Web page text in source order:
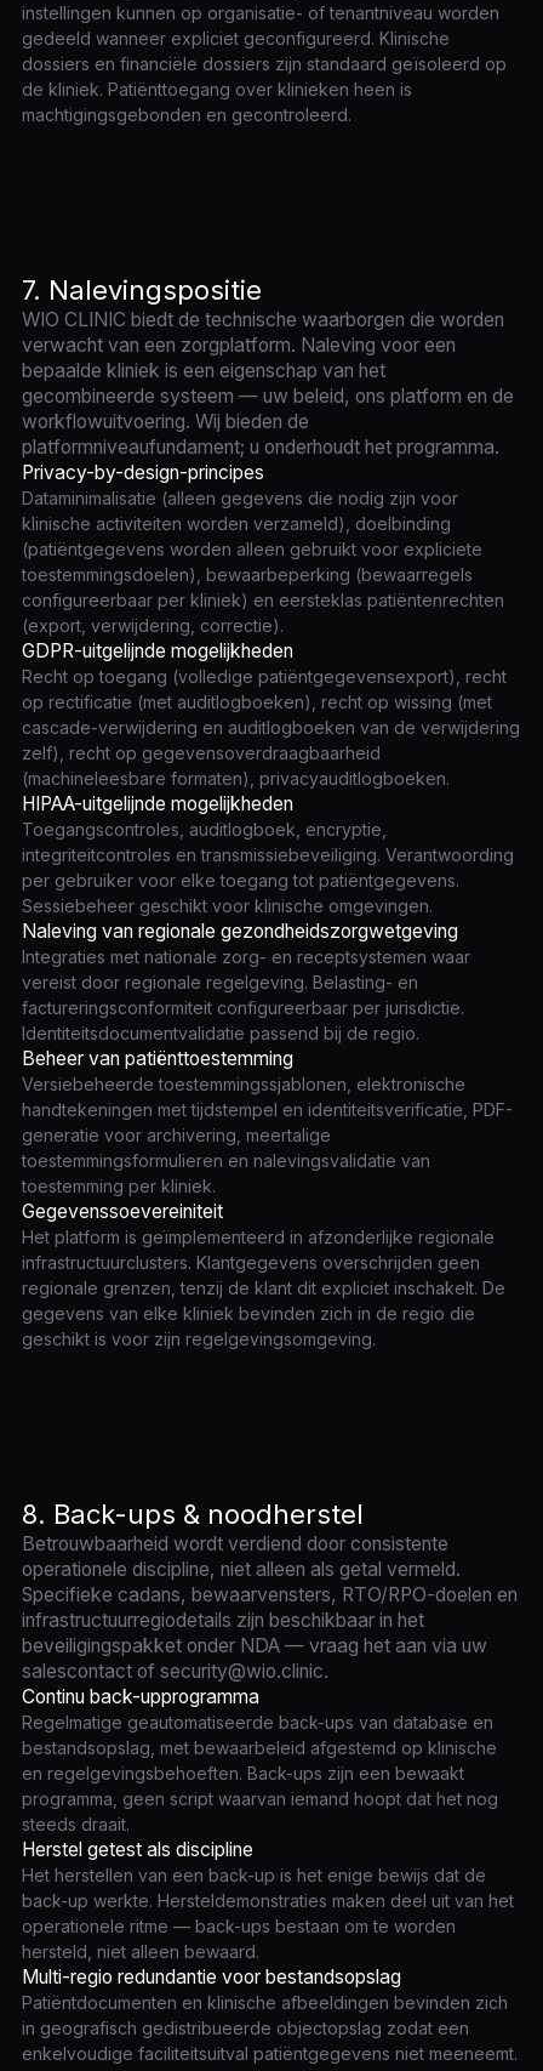
instellingen kunnen op organisatie- of tenantniveau worden
gedeeld wanneer expliciet geconfigureerd. Klinische
dossiers en financiële dossiers zijn standaard geïsoleerd op
de kliniek. Patiënttoegang over klinieken heen is
machtigingsgebonden en gecontroleerd.
7. Nalevingspositie
WIO CLINIC biedt de technische waarborgen die worden
verwacht van een zorgplatform. Naleving voor een
bepaalde kliniek is een eigenschap van het
gecombineerde systeem — uw beleid, ons platform en de
workflowuitvoering. Wij bieden de
platformniveaufundament; u onderhoudt het programma.
Privacy-by-design-principes
Dataminimalisatie (alleen gegevens die nodig zijn voor
klinische activiteiten worden verzameld), doelbinding
(patiëntgegevens worden alleen gebruikt voor expliciete
toestemmingsdoelen), bewaarbeperking (bewaarregels
configureerbaar per kliniek) en eersteklas patiëntenrechten
(export, verwijdering, correctie).
GDPR-uitgelijnde mogelijkheden
Recht op toegang (volledige patiëntgegevensexport), recht
op rectificatie (met auditlogboeken), recht op wissing (met
cascade-verwijdering en auditlogboeken van de verwijdering
zelf), recht op gegevensoverdraagbaarheid
(machineleesbare formaten), privacyauditlogboeken.
HIPAA-uitgelijnde mogelijkheden
Toegangscontroles, auditlogboek, encryptie,
integriteitcontroles en transmissiebeveiliging. Verantwoording
per gebruiker voor elke toegang tot patiëntgegevens.
Sessiebeheer geschikt voor klinische omgevingen.
Naleving van regionale gezondheidszorgwetgeving
Integraties met nationale zorg- en receptsystemen waar
vereist door regionale regelgeving. Belasting- en
factureringsconformiteit configureerbaar per jurisdictie.
Identiteitsdocumentvalidatie passend bij de regio.
Beheer van patiënttoestemming
Versiebeheerde toestemmingssjablonen, elektronische
handtekeningen met tijdstempel en identiteitsverificatie, PDF-
generatie voor archivering, meertalige
toestemmingsformulieren en nalevingsvalidatie van
toestemming per kliniek.
Gegevenssoevereiniteit
Het platform is geïmplementeerd in afzonderlijke regionale
infrastructuurclusters. Klantgegevens overschrijden geen
regionale grenzen, tenzij de klant dit expliciet inschakelt. De
gegevens van elke kliniek bevinden zich in de regio die
geschikt is voor zijn regelgevingsomgeving.
8. Back-ups & noodherstel
Betrouwbaarheid wordt verdiend door consistente
operationele discipline, niet alleen als getal vermeld.
Specifieke cadans, bewaarvensters, RTO/RPO-doelen en
infrastructuurregiodetails zijn beschikbaar in het
beveiligingspakket onder NDA — vraag het aan via uw
salescontact of security@wio.clinic.
Continu back-upprogramma
Regelmatige geautomatiseerde back-ups van database en
bestandsopslag, met bewaarbeleid afgestemd op klinische
en regelgevingsbehoeften. Back-ups zijn een bewaakt
programma, geen script waarvan iemand hoopt dat het nog
steeds draait.
Herstel getest als discipline
Het herstellen van een back-up is het enige bewijs dat de
back-up werkte. Hersteldemonstraties maken deel uit van het
operationele ritme — back-ups bestaan om te worden
hersteld, niet alleen bewaard.
Multi-regio redundantie voor bestandsopslag
Patiëntdocumenten en klinische afbeeldingen bevinden zich
in geografisch gedistribueerde objectopslag zodat een
enkelvoudige faciliteitsuitval patiëntgegevens niet meeneemt.